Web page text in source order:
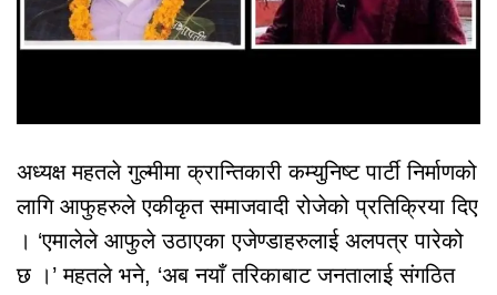
अध्यक्ष महतले गुल्मीमा क्रान्तिकारी कम्युनिष्ट पार्टी निर्माणको
लागि आफुहरुले एकीकृत समाजवादी रोजेको प्रतिक्रिया दिए
। ‘एमालेले आफुले उठाएका एजेण्डाहरुलाई अलपत्र पारेको
छ ।’ महतले भने, ‘अब नयाँ तरिकाबाट जनतालाई संगठित